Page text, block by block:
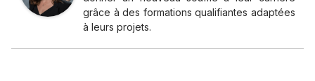
grâce à des formations qualifiantes adaptées
à leurs projets.